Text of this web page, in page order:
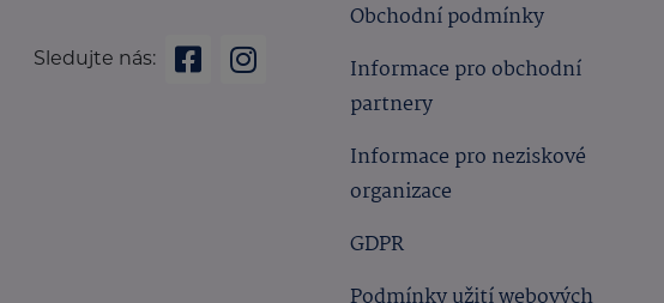
Sledujte nás:
Obchodní podmínky
Informace pro obchodní
partnery
Informace pro neziskové
organizace
GDPR